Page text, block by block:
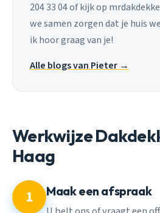
204 33 04 of kijk op
we samen zorgen dat je huis
ik hoor graag van je!
Alle blogs van Pieter →
Werkwijze
Haag
1 Maak een afspraak